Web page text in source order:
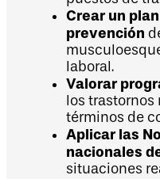
Crear un
prevención
laboral.
Valorar
los
términos de
Aplicar las
nacionales
situaciones